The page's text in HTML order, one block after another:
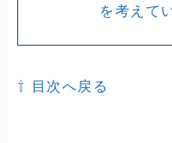
を考えて
⇧ 目次へ戻る